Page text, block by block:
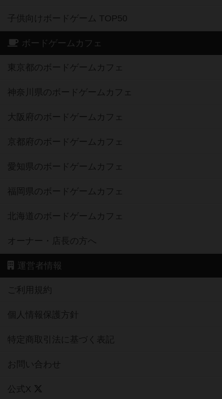
子供向けボードゲーム TOP50
ボードゲームカフェ
東京都のボードゲームカフェ
神奈川県のボードゲームカフェ
大阪府のボードゲームカフェ
京都府のボードゲームカフェ
愛知県のボードゲームカフェ
福岡県のボードゲームカフェ
北海道のボードゲームカフェ
オーナー・店長の方へ
運営者情報
ご利用規約
個人情報保護方針
特定商取引法に基づく表記
お問い合わせ
公式X